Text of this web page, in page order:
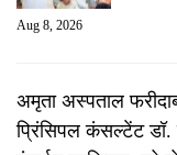
Aug 8, 2026
अमृता अस्पताल
प्रिंसिपल कंसल्टेंट डॉ.